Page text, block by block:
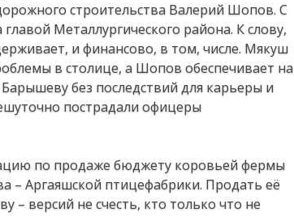
строительства Валерий Шопов. С
Металлургического района. К слову,
и финансово, в том, числе. Мякуш
в столице, а Шопов обеспечивает на
без последствий для карьеры и
пострадали офицеры
по продаже бюджету коровьей фермы
– Аргаяшской птицефабрики. Продать её
– версий не счесть, кто только что не